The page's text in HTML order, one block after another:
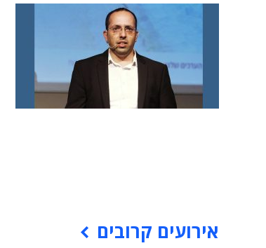
אירועים קרובים